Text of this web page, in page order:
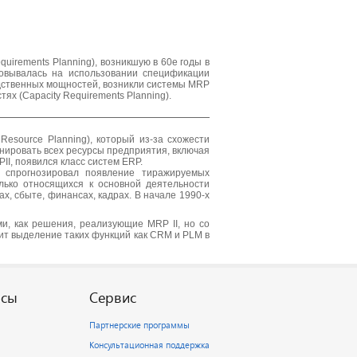
Planning), возникшую в 60е годы в
на использовании спецификации
мощностей, возникли системы MRP
(Capacity Requirements Planning).
Planning), который из-за схожести
всех ресурсы предприятия, включая
появился класс систем ERP.
появление тиражируемых
относящихся к основной деятельности
сбыте, финансах, кадрах. В начале 1990-х
как решения, реализующие MRP II, но со
выделение таких функций как CRM и PLM в
Сервис
Партнерские программы
Консультационная поддержка